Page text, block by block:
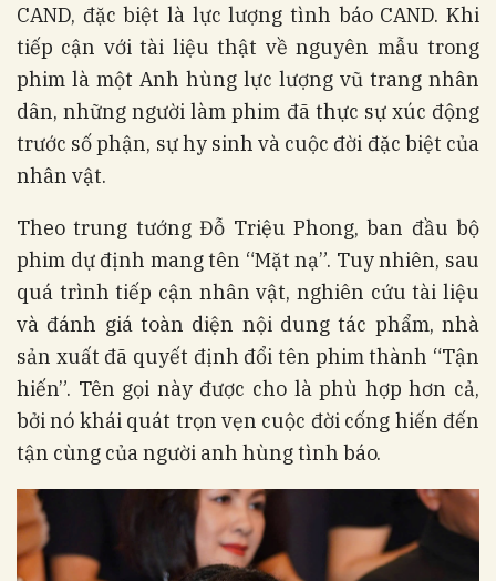
CAND, đặc biệt là lực lượng tình báo CAND. Khi
tiếp cận với tài liệu thật về nguyên mẫu trong
phim là một Anh hùng lực lượng vũ trang nhân
dân, những người làm phim đã thực sự xúc động
trước số phận, sự hy sinh và cuộc đời đặc biệt của
nhân vật.
Theo trung tướng Đỗ Triệu Phong, ban đầu bộ
phim dự định mang tên “Mặt nạ”. Tuy nhiên, sau
quá trình tiếp cận nhân vật, nghiên cứu tài liệu
và đánh giá toàn diện nội dung tác phẩm, nhà
sản xuất đã quyết định đổi tên phim thành “Tận
hiến”. Tên gọi này được cho là phù hợp hơn cả,
bởi nó khái quát trọn vẹn cuộc đời cống hiến đến
tận cùng của người anh hùng tình báo.